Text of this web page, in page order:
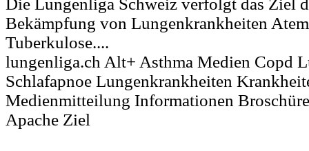
Die Lungenliga Schweiz verfolgt das Ziel
Bekämpfung von Lungenkrankheiten
Tuberkulose....
lungenliga.ch Alt+ Asthma Medien Copd
Schlafapnoe Lungenkrankheiten
Medienmitteilung Informationen
Apache Ziel